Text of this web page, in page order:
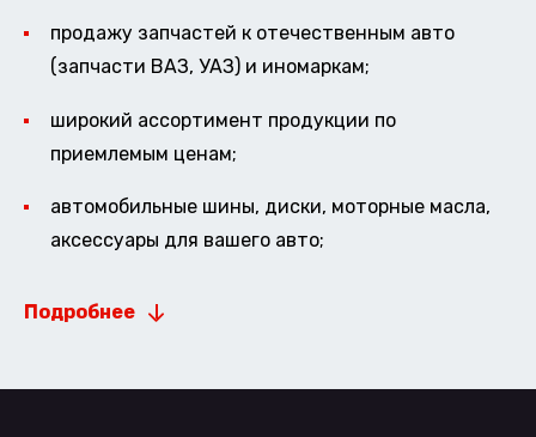
продажу запчастей к отечественным авто
(запчасти ВАЗ, УАЗ) и иномаркам;
широкий ассортимент продукции по
приемлемым ценам;
автомобильные шины, диски, моторные масла,
аксессуары для вашего авто;
Подробнее